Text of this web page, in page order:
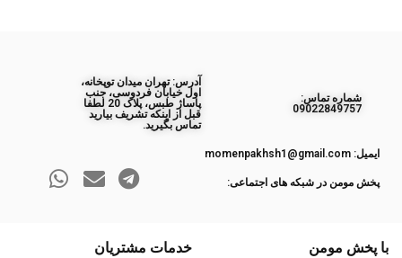
ﺷﻤﺎره ﺗﻤﺎس:
09022849757
آدرس: تهران میدان توپخانه،
اول خیابان فردوسی، جنب
پاساژ طبس، پلاک 20 لطفا
قبل از اینکه تشریف بیارید
تماس بگیرید.
ایمیل: momenpakhsh1@gmail.com
پخش مومن در شبکه های اجتماعی:
با پخش مومن خدمات مشتریان